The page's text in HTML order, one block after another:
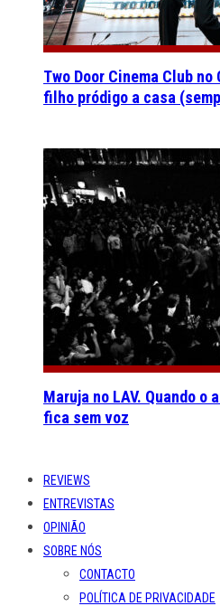
Two Door Cinema Club
filho pródigo a casa
Maruja no LAV. Quando o
fica sem voz
REVIEWS
ENTREVISTAS
OPINIÃO
SOBRE NÓS
CONTACTO
POLÍTICA DE PRIVACIDADE